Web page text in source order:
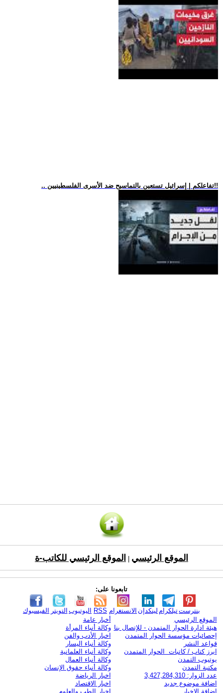
.. تفاعلكم | إسرائيل تستعين بالتماسيح ضد الأسرى الفلسطينيين!!
الموقع الرئيسي الموقع الرئيسي للكاتب-ة
تابعونا على:
الفيسبوك التويتر اليوتيوب RSS الانستغرام لينكدإن تيلكرامبنترست
الموقع الرئيسي
هيئة ادارة الحوار المتمدن - للإتصال بنا
إحصائيات مؤسسة الحوار المتمدن
قواعد النشر
ابرز كتاب / كاتبات الحوار المتمدن
يوتيوب التمدن
مكتبة التمدن
عدد الزوار: 3,427,284,310
اضافة موضوع جديد
اضافة الاخبار
أخبار عامة
وكالة أنباء المرأة
اخبار الأدب والفن
وكالة أنباء اليسار
وكالة أنباء العلمانية
وكالة أنباء العمال
وكالة أنباء حقوق الإنسان
اخبار الرياضة
اخبار الاقتصاد
اخبار الطب والعلوم